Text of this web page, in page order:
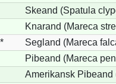
Skeand (Spatula
Knarand (Mareca
*
Segland (Mareca
Pibeand (Mareca
Amerikansk Pibeand